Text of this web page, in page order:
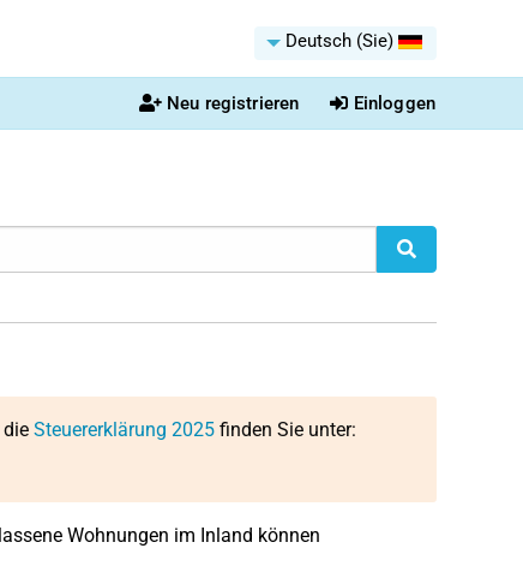
Deutsch (Sie)
Neu registrieren Einloggen
Steuererklärung 2025finden Sie unter:
Wohnungen im Inland können